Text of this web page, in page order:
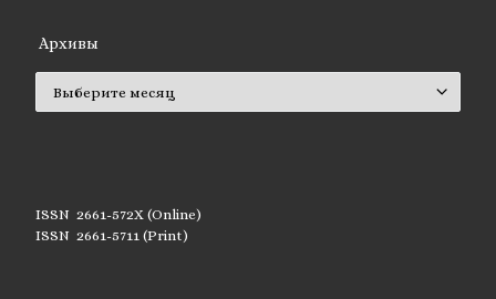
Архивы
ISSN 2661-572X (Online)
ISSN 2661-5711 (Print)